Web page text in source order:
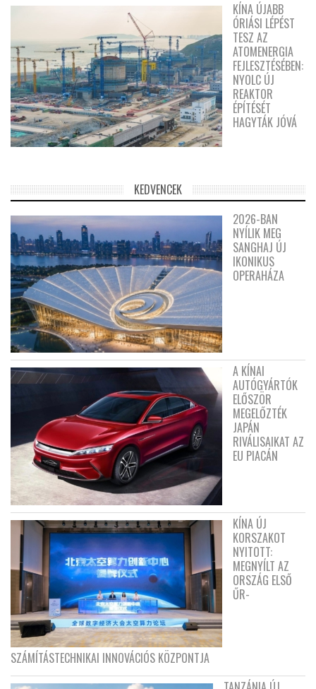
KÍNA ÚJABB
ÓRIÁSI LÉPÉST
TESZ AZ
ATOMENERGIA
FEJLESZTÉSÉBEN:
NYOLC ÚJ
REAKTOR
ÉPÍTÉSÉT
HAGYTÁK JÓVÁ
KEDVENCEK
2026-BAN
NYÍLIK MEG
SANGHAJ ÚJ
IKONIKUS
OPERAHÁZA
A KÍNAI
AUTÓGYÁRTÓK
ELŐSZÖR
MEGELŐZTÉK
JAPÁN
RIVÁLISAIKAT AZ
EU PIACÁN
KÍNA ÚJ
KORSZAKOT
NYITOTT:
MEGNYÍLT AZ
ORSZÁG ELSŐ
ŰR-
SZÁMÍTÁSTECHNIKAI INNOVÁCIÓS KÖZPONTJA